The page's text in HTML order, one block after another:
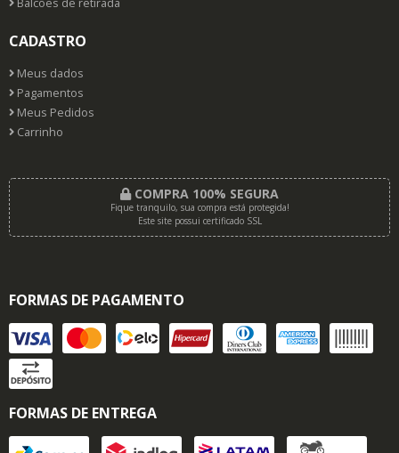
Balcões de retirada
CADASTRO
Meus dados
Pagamentos
Meus Pedidos
Carrinho
COMPRA 100% SEGURA
Fique tranquilo, sua compra está protegida!
Este site possui certificado SSL
FORMAS DE PAGAMENTO
FORMAS DE ENTREGA